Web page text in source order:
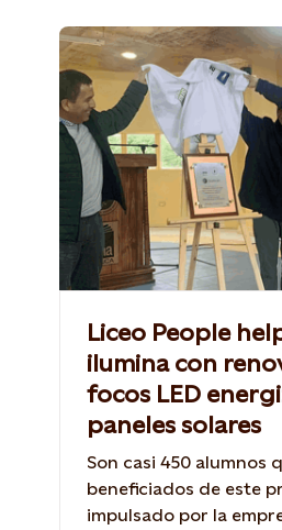
Liceo People
ilumina con
focos LED
paneles solares
Son casi 450 alumnos
beneficiados de este
impulsado por la